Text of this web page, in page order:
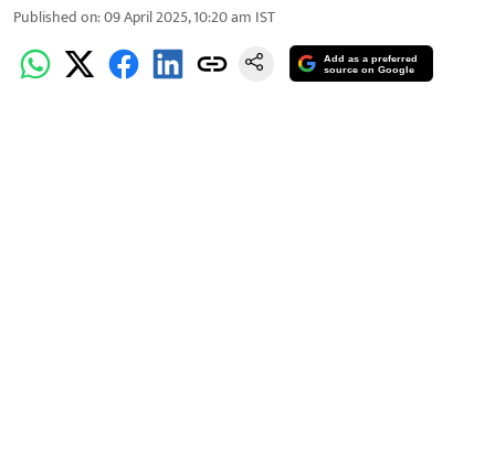
Published on:09 April 2025, 10:20 am IST
Add as a preferred
source on Google